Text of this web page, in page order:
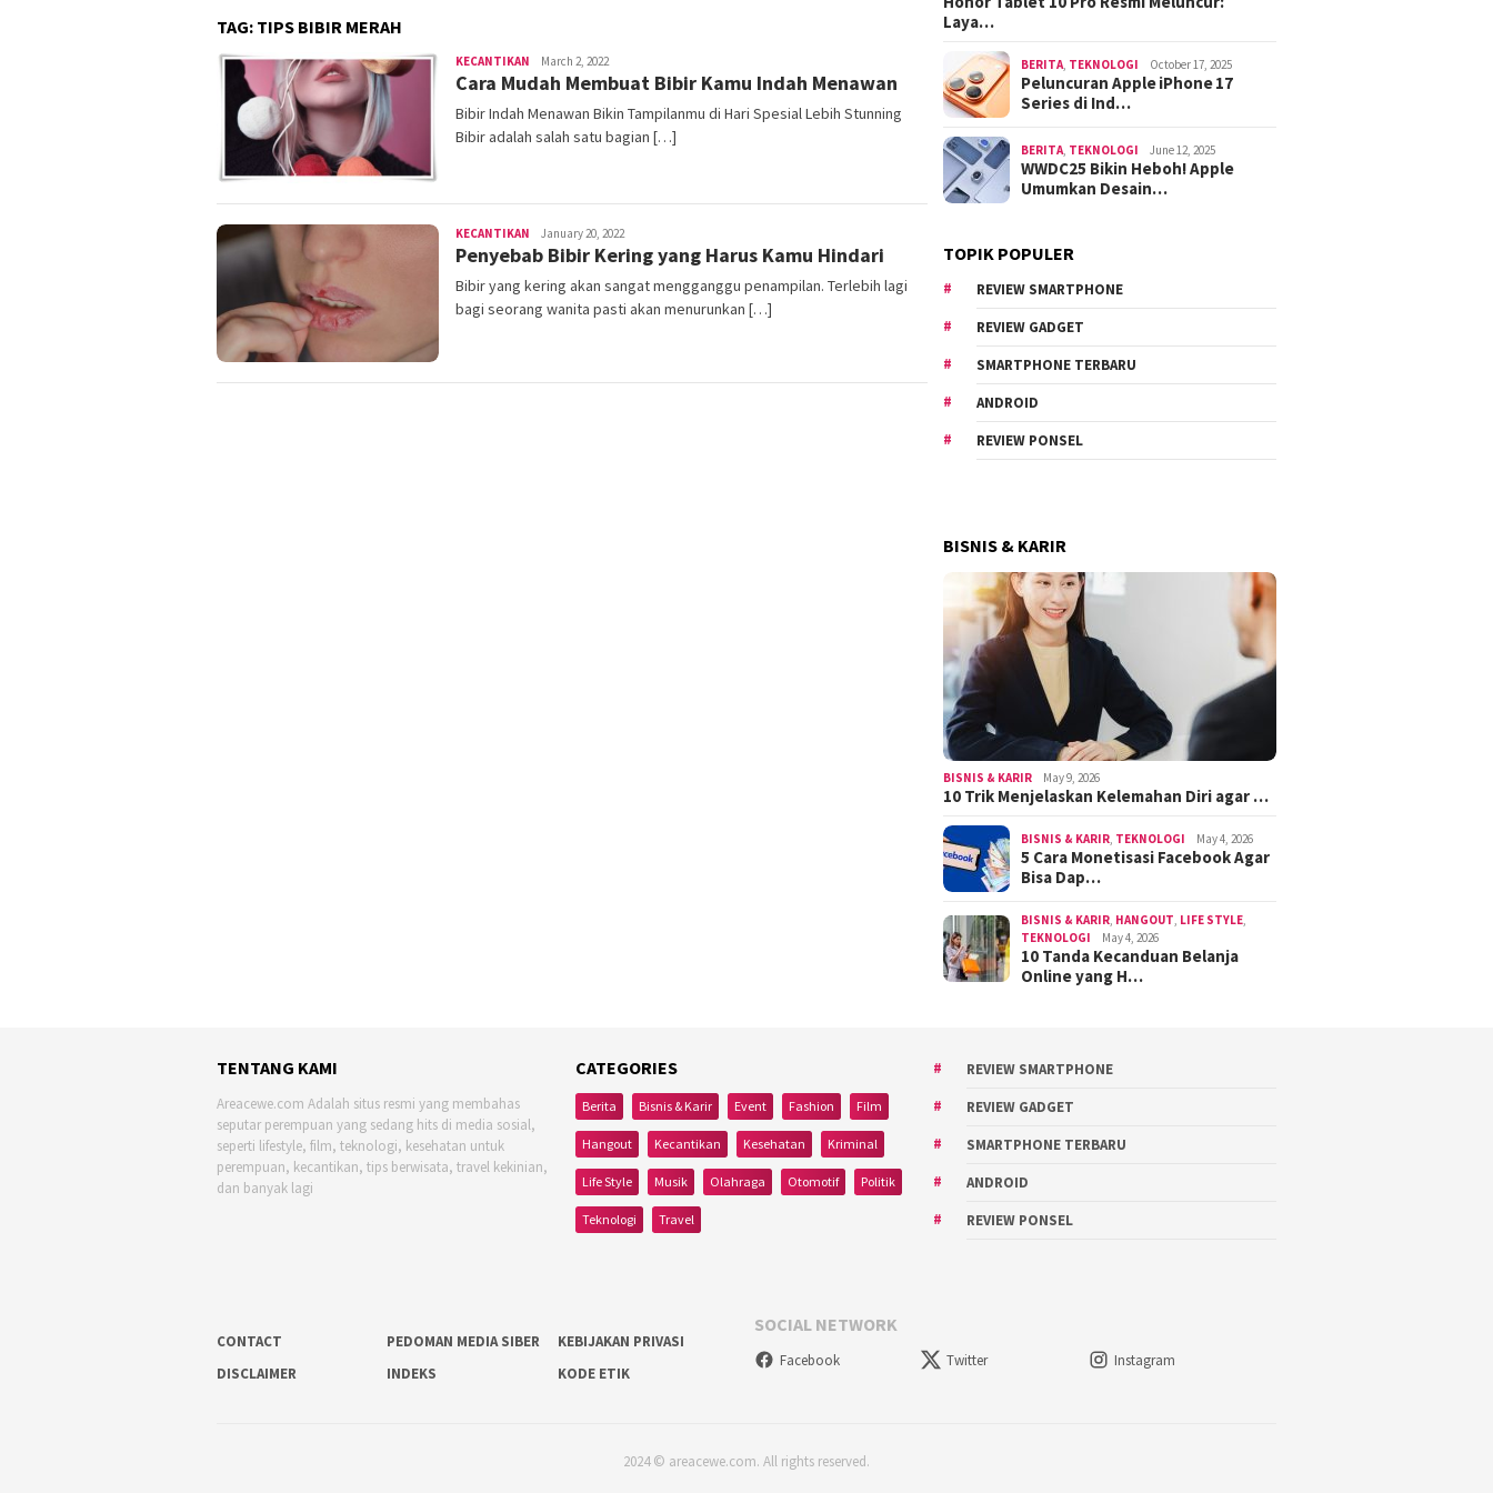
TAG: TIPS BIBIR MERAH
KECANTIKAN Area
Cewe
March 2, 2022
Cara Mudah Membuat Bibir Kamu Indah Menawan
Bibir Indah Menawan Bikin Tampilanmu di Hari Spesial Lebih Stunning
Bibir adalah salah satu bagian […]
KECANTIKAN Area
Cewe
January 20, 2022
Penyebab Bibir Kering yang Harus Kamu Hindari
Bibir yang kering akan sangat mengganggu penampilan. Terlebih lagi
bagi seorang wanita pasti akan menurunkan […]
Laya…
BERITA TEKNOLOGI October 17, 2025
Peluncuran Apple iPhone 17
Series di Ind…
BERITA TEKNOLOGI June 12, 2025
WWDC25 Bikin Heboh! Apple
Umumkan Desain…
TOPIK POPULER
REVIEW SMARTPHONE
REVIEW GADGET
SMARTPHONE TERBARU
ANDROID
REVIEW PONSEL
BISNIS & KARIR
BISNIS & KARIR May 9, 2026
10 Trik Menjelaskan Kelemahan Diri agar …
BISNIS & KARIR TEKNOLOGI May 4, 2026
5 Cara Monetisasi Facebook Agar
Bisa Dap…
BISNIS & KARIR HANGOUT LIFE STYLE
TEKNOLOGI
May 4, 2026
10 Tanda Kecanduan Belanja
Online yang H…
TENTANG KAMI
Areacewe.com Adalah situs resmi yang membahas
seputar perempuan yang sedang hits di media sosial,
seperti lifestyle, film, teknologi, kesehatan untuk
perempuan, kecantikan, tips berwisata, travel kekinian,
dan banyak lagi
CATEGORIES
Berita Bisnis & Karir Event Fashion Film
Hangout Kecantikan Kesehatan Kriminal
Life Style Musik Olahraga Otomotif Politik
Teknologi Travel
REVIEW SMARTPHONE
REVIEW GADGET
SMARTPHONE TERBARU
ANDROID
REVIEW PONSEL
CONTACT PEDOMAN MEDIA SIBER
KEBIJAKAN PRIVASI
DISCLAIMER
INDEKS KODE ETIK
SOCIAL NETWORK
Facebook Twitter Instagram
2024 © areacewe.com. All rights reserved.